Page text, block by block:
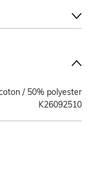
/ 50% polyester
K26092510